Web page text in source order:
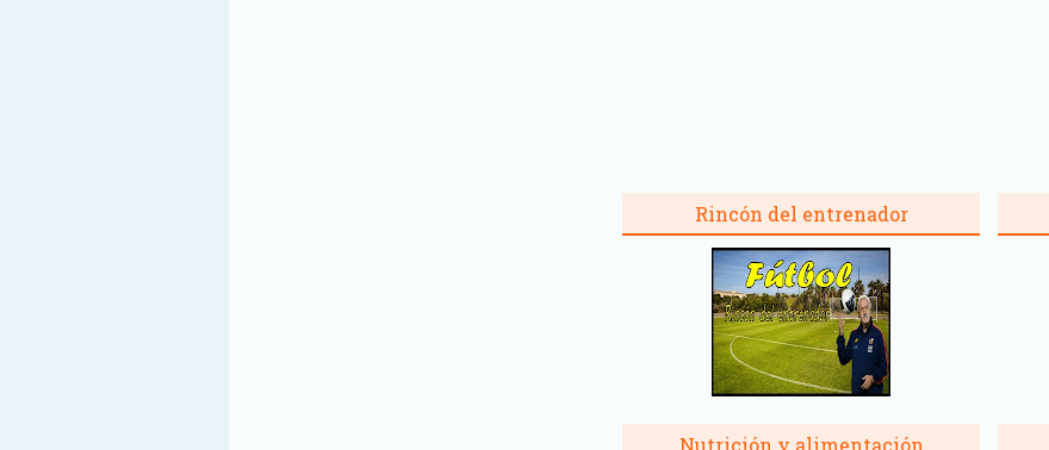
Rincón del entrenador
Nutrición y alimentación